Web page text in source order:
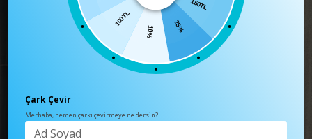
25%
10%
100TL
5%
Çark Çevir
Merhaba, hemen çarkı çevirmeye ne dersin?